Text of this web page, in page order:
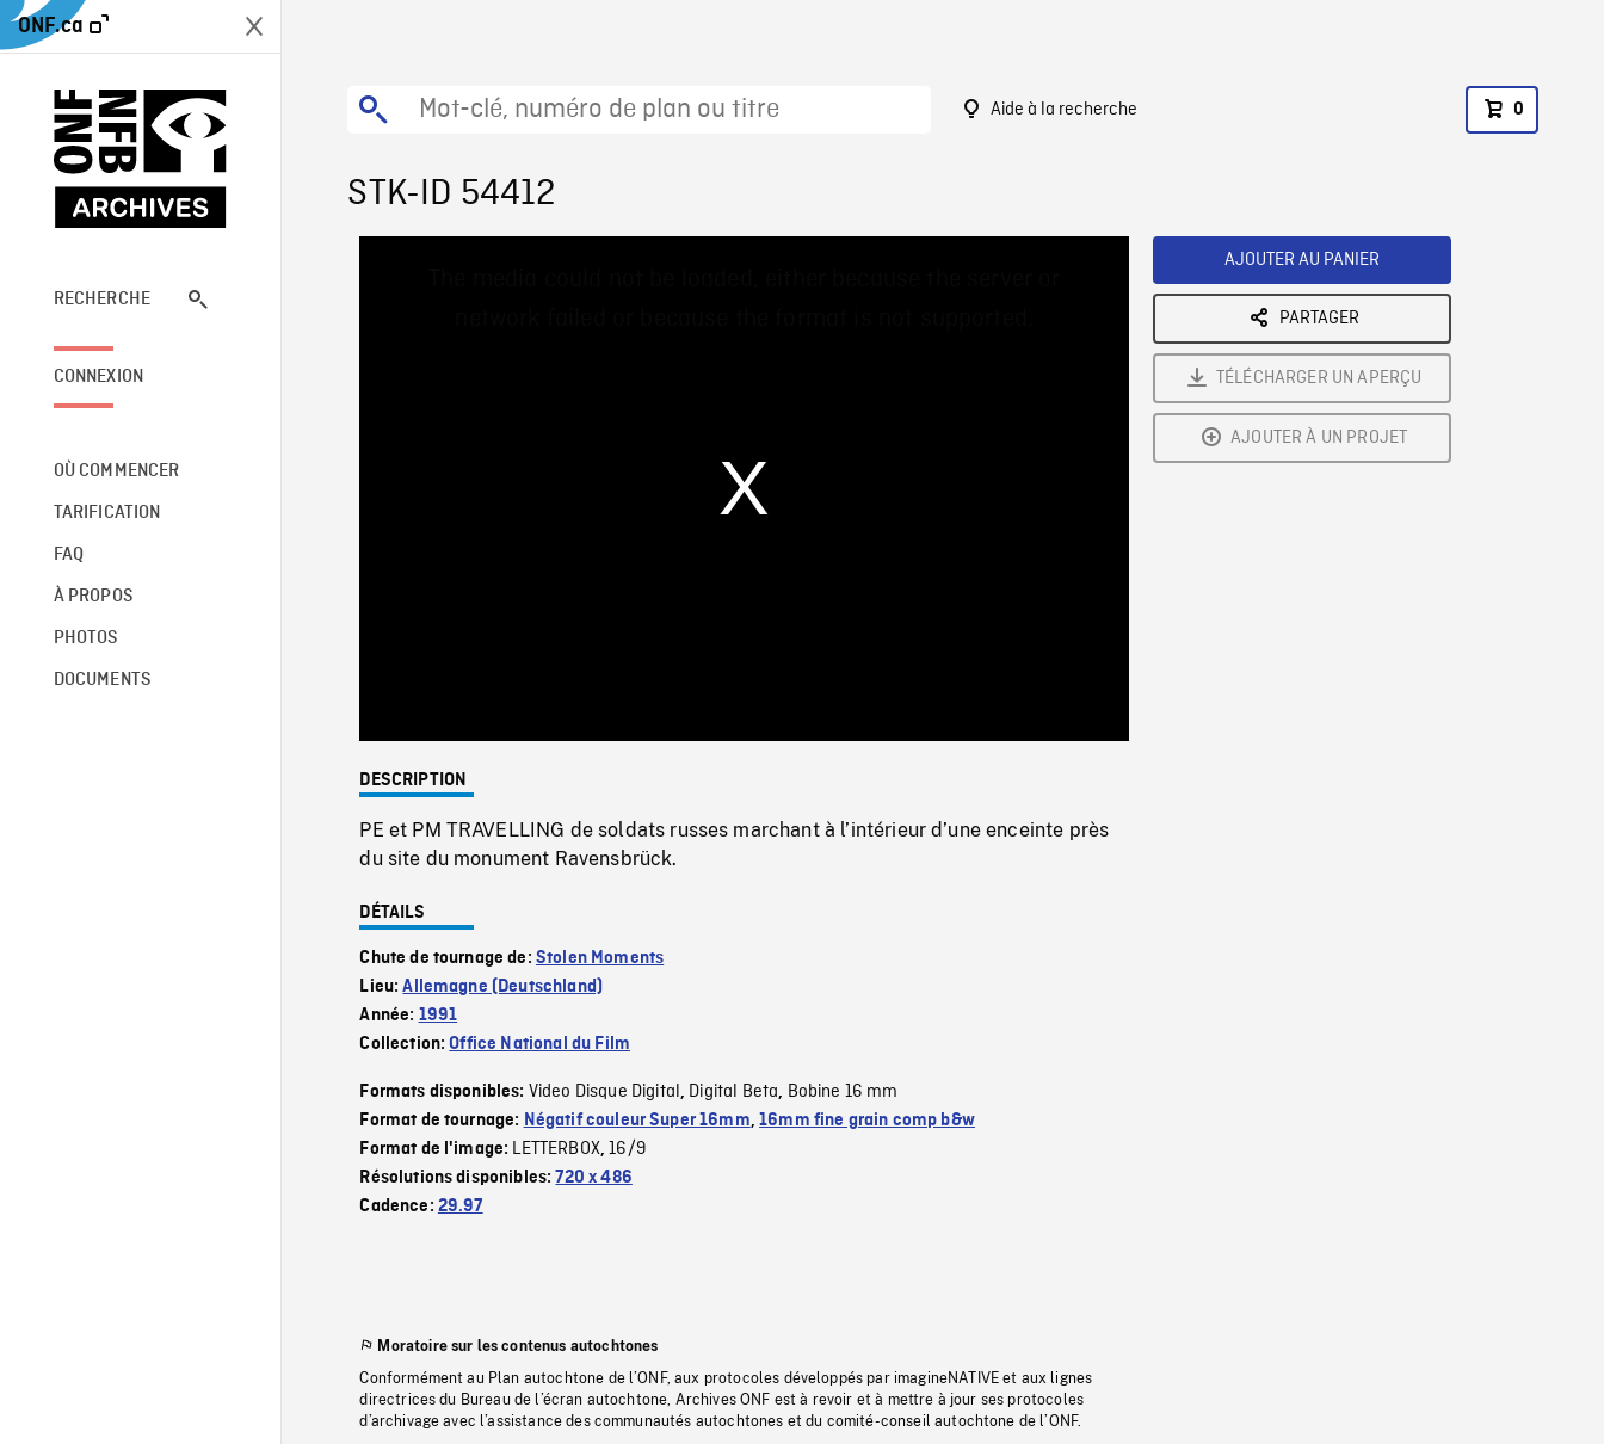
ONF.ca
RECHERCHE
CONNEXION
OÙ COMMENCER
TARIFICATION
FAQ
À PROPOS
PHOTOS
DOCUMENTS
Aide à la recherche 0
STK-ID 54412
0%
Rate
DESCRIPTION
PE et PM TRAVELLING de soldats russes marchant à l’intérieur d’une enceinte près
du site du monument Ravensbrück.
DÉTAILS
Chute de tournage de: Stolen Moments
Lieu:Allemagne (Deutschland)
Année: 1991
Collection:Office National du Film
Formats disponibles: Video Disque Digital, Digital Beta, Bobine 16 mm
Format de tournage: Négatif couleur Super 16mm,16mm fine grain comp b&w
Format de l'image: LETTERBOX,16/9
Résolutions disponibles:720 x 486
Cadence: 29.97
Moratoire sur les contenus autochtones
Conformément au Plan autochtone de l’ONF, aux protocoles développés par imagineNATIVE et aux lignes
directrices du Bureau de l’écran autochtone, Archives ONF est à revoir et à mettre à jour ses protocoles
d’archivage avec l’assistance des communautés autochtones et du comité-conseil autochtone de l’ONF.
AJOUTER AU PANIER
PARTAGER
TÉLÉCHARGER UN APERÇU
AJOUTER À UN PROJET